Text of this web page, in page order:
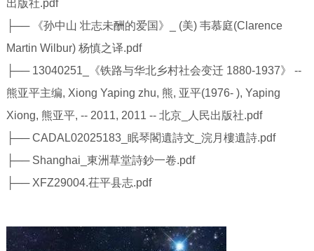
出版社.pdf
├── 《孙中山 壮志未酬的爱国》_ (美) 韦慕庭(Clarence
Martin Wilbur) 杨慎之译.pdf
├── 13040251_《铁路与华北乡村社会变迁 1880-1937》 --
熊亚平主编, Xiong Yaping zhu, 熊, 亚平(1976- ), Yaping
Xiong, 熊亚平, -- 2011, 2011 -- 北京_人民出版社.pdf
├── CADAL02025183_眠琴閣遺詩文_浣月樓遺詩.pdf
├── Shanghai_東洲草堂詩鈔一卷.pdf
├── XFZ29004.茌平县志.pdf